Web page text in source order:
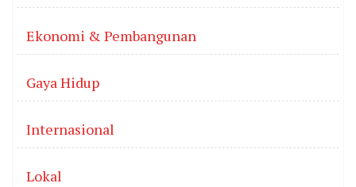
Ekonomi & Pembangunan
Gaya Hidup
Internasional
Lokal